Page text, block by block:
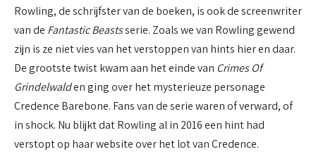
Rowling, de schrijfster van de boeken, is ook de screenwriter
van de Fantastic Beastsserie. Zoals we van Rowling gewend
zijn is ze niet vies van het verstoppen van hints hier en daar.
De grootste twist kwam aan het einde van Crimes Of
Grindelwalden ging over het mysterieuze personage
Credence Barebone. Fans van de serie waren of verward, of
in shock. Nu blijkt dat Rowling al in 2016 een hint had
verstopt op haar website over het lot van Credence.